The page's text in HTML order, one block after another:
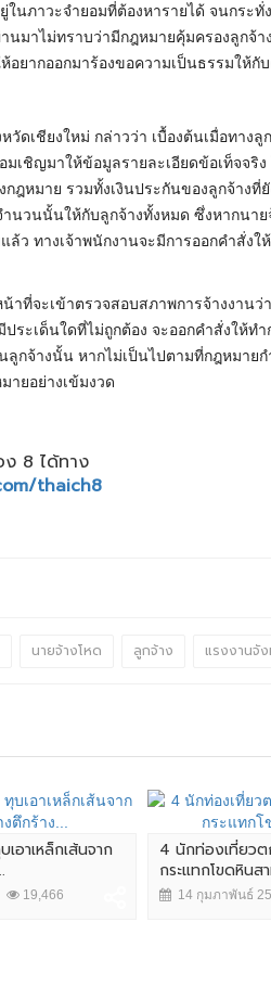
นภาวะจำยอมที่ต้องหารายได้ จนกระทั่
มาไม่ทราบว่ามีกฎหมายคุ้มครองลูกจ้า
ยากออกมาร้องขอความเป็นธรรมให้กับ
เชียงใหม่ กล่าวว่า เบื้องต้นเมื่อทางลูก
เชิญมาให้ข้อมูลรายละเอียดข้อเท็จจริ
ฎหมาย รวมทั้งเงินประกันของลูกจ้างที่
นวนนั้นให้กับลูกจ้างทั้งหมด ซึ่งหากนา
ว ทางเจ้าพนักงานจะมีการออกคำสั่งใ
ที่จะเข้าตรวจสอบสภาพการจ้างงานว่
ระเด็นใดที่ไม่ถูกต้อง จะออกคำสั่งให้ท
ลูกจ้างนั้น หากไม่เป็นไปตามที่กฎหมาย
ายอย่างเข้มงวด
8 ได้ทาง
thaich8
นายจ้างโหด ลูกจ้าง แรงงานจั
อาเหล็กเส้นจาก
19,466
4 นักท่องเที่ยวต
กระแทกโขดหินส
14 กุมภาพันธ์